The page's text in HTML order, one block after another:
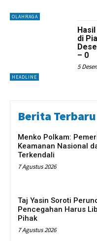
OLAHRAGA
HEADLINE
di
– 0
5
Berita Terbaru
Menko Polkam:
Keamanan Nasional
Terkendali
7 Agustus 2026
Taj Yasin Soroti
Pencegahan Harus
Pihak
7 Agustus 2026